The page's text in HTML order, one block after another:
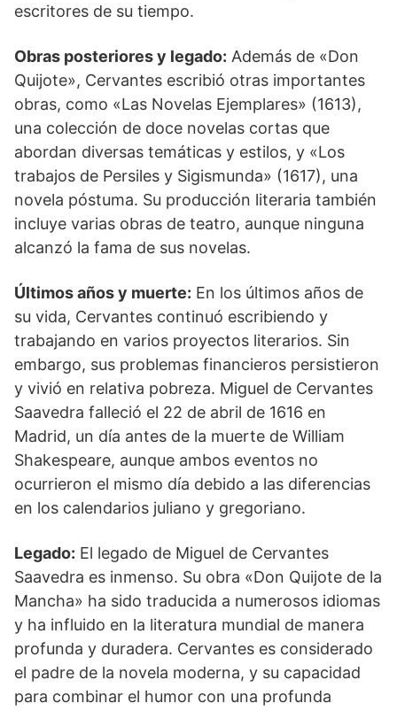
escritores de su tiempo.
Obras posteriores y legado: Además de «Don
Quijote», Cervantes escribió otras importantes
obras, como «Las Novelas Ejemplares» (1613),
una colección de doce novelas cortas que
abordan diversas temáticas y estilos, y «Los
trabajos de Persiles y Sigismunda» (1617), una
novela póstuma. Su producción literaria también
incluye varias obras de teatro, aunque ninguna
alcanzó la fama de sus novelas.
Últimos años y muerte: En los últimos años de
su vida, Cervantes continuó escribiendo y
trabajando en varios proyectos literarios. Sin
embargo, sus problemas financieros persistieron
y vivió en relativa pobreza. Miguel de Cervantes
Saavedra falleció el 22 de abril de 1616 en
Madrid, un día antes de la muerte de William
Shakespeare, aunque ambos eventos no
ocurrieron el mismo día debido a las diferencias
en los calendarios juliano y gregoriano.
Legado: El legado de Miguel de Cervantes
Saavedra es inmenso. Su obra «Don Quijote de la
Mancha» ha sido traducida a numerosos idiomas
y ha influido en la literatura mundial de manera
profunda y duradera. Cervantes es considerado
el padre de la novela moderna, y su capacidad
para combinar el humor con una profunda